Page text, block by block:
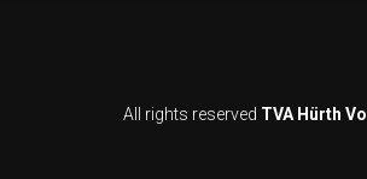
All rights reserved TVA Hürth